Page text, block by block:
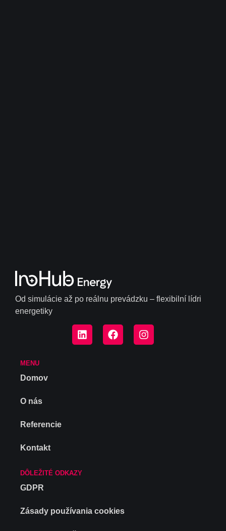
Od simulácie až po reálnu prevádzku – flexibilní lídri
energetiky
MENU
Domov
O nás
Referencie
Kontakt
DÔLEŽITÉ ODKAZY
GDPR
Zásady používania cookies